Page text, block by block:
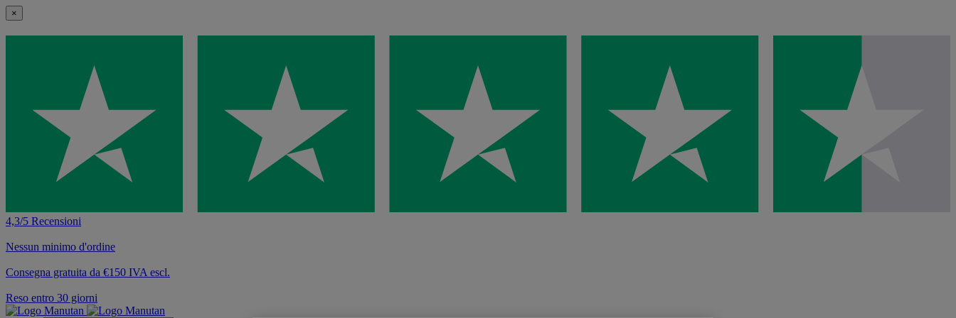
×
4,3/5 Recensioni
Nessun minimo d'ordine
Consegna gratuita da €150 IVA escl.
Reso entro 30 giorni